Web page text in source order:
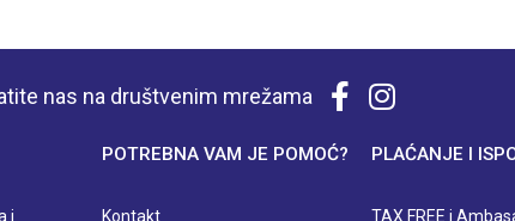
nas na društvenim mrežama
i
POTREBNA VAM JE POMOĆ?
Kontakt
PLAĆANJE I
TAX FREE i